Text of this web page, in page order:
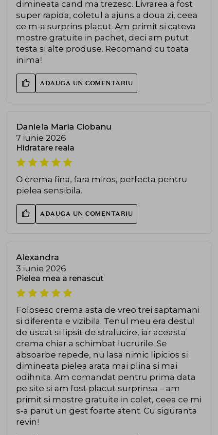
dimineata cand ma trezesc. Livrarea a fost
super rapida, coletul a ajuns a doua zi, ceea
ce m-a surprins placut. Am primit si cateva
mostre gratuite in pachet, deci am putut
testa si alte produse. Recomand cu toata
inima!
ADAUGA UN COMENTARIU
Daniela Maria Ciobanu
7 iunie 2026
Hidratare reala
O crema fina, fara miros, perfecta pentru
pielea sensibila.
ADAUGA UN COMENTARIU
Alexandra
3 iunie 2026
Pielea mea a renascut
Folosesc crema asta de vreo trei saptamani
si diferenta e vizibila. Tenul meu era destul
de uscat si lipsit de stralucire, iar aceasta
crema chiar a schimbat lucrurile. Se
absoarbe repede, nu lasa nimic lipicios si
dimineata pielea arata mai plina si mai
odihnita. Am comandat pentru prima data
pe site si am fost placut surprinsa – am
primit si mostre gratuite in colet, ceea ce mi
s-a parut un gest foarte atent. Cu siguranta
revin!